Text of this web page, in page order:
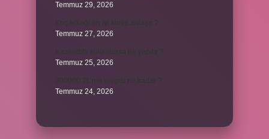
Temmuz 29, 2026
Temmuz 27, 2026
Temmuz 25, 2026
Temmuz 24, 2026